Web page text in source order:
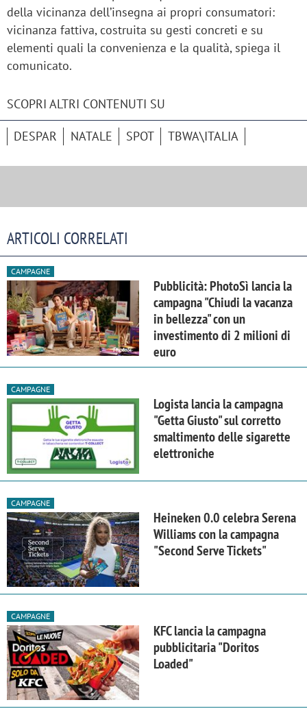
della vicinanza dell’insegna ai propri consumatori:
vicinanza fattiva, costruita su gesti concreti e su
elementi quali la convenienza e la qualità, spiega il
comunicato.
SCOPRI ALTRI CONTENUTI SU
DESPAR NATALE SPOT TBWA\ITALIA
ARTICOLI CORRELATI
CAMPAGNE
Pubblicità: PhotoSì lancia la
campagna "Chiudi la vacanza
in bellezza" con un
investimento di 2 milioni di
euro
CAMPAGNE
Logista lancia la campagna
"Getta Giusto" sul corretto
smaltimento delle sigarette
elettroniche
CAMPAGNE
Heineken 0.0 celebra Serena
Williams con la campagna
"Second Serve Tickets"
CAMPAGNE
KFC lancia la campagna
pubblicitaria "Doritos
Loaded"